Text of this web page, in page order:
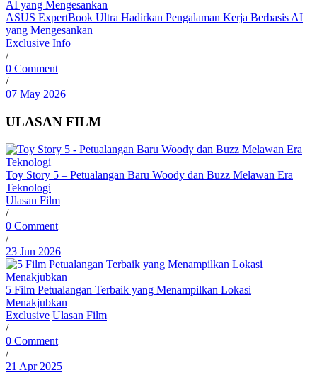
ASUS ExpertBook Ultra Hadirkan Pengalaman Kerja Berbasis AI
yang Mengesankan
Exclusive Info
/
0 Comment
/
07 May 2026
ULASAN FILM
Toy Story 5 – Petualangan Baru Woody dan Buzz Melawan Era
Teknologi
Ulasan Film
/
0 Comment
/
23 Jun 2026
5 Film Petualangan Terbaik yang Menampilkan Lokasi
Menakjubkan
Exclusive Ulasan Film
/
0 Comment
/
21 Apr 2025